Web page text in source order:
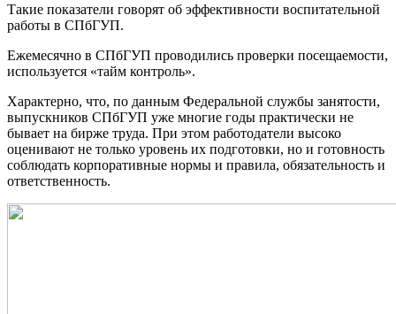
Такие показатели говорят об эффективности воспитательной
работы в СПбГУП.
Ежемесячно в СПбГУП проводились проверки посещаемости,
используется «тайм контроль».
Характерно, что, по данным Федеральной службы занятости,
выпускников СПбГУП уже многие годы практически не
бывает на бирже труда. При этом работодатели высоко
оценивают не только уровень их подготовки, но и готовность
соблюдать корпоративные нормы и правила, обязательность и
ответственность.